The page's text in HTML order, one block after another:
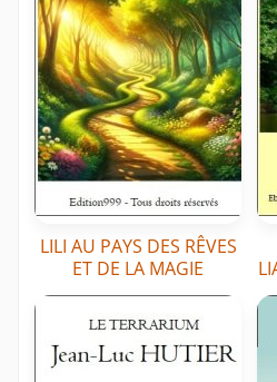
LILI AU PAYS DES RÊVES
ET DE LA MAGIE